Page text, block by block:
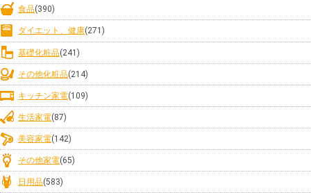
食品(390)
ダイエット、健康(271)
基礎化粧品(241)
その他化粧品(214)
キッチン家電(109)
生活家電(87)
美容家電(142)
その他家電(65)
日用品(583)